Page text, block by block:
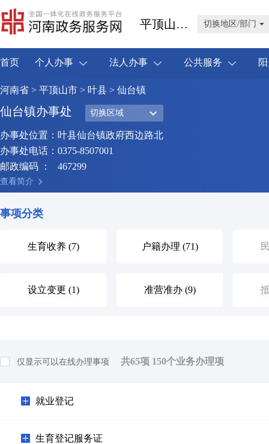
平顶山市叶县 切换地区/部门
首页 个人办事 法人办事 公共服务
河南省 > 平顶山市 > 叶县 > 仙台镇
仙台镇办事处 切换区域
办事处位置： 叶县仙台镇政府西边路北
办事处电话： 0375-8507001
邮政编码 ：
467299
查看简介
事项分类
生育收养 (7) 户籍办理 (71)
设立变更 (1) 准营准办 (9)
仅显示可以在线办理事项 共65项 150个业务办理项
就业登记
生育登记服务证